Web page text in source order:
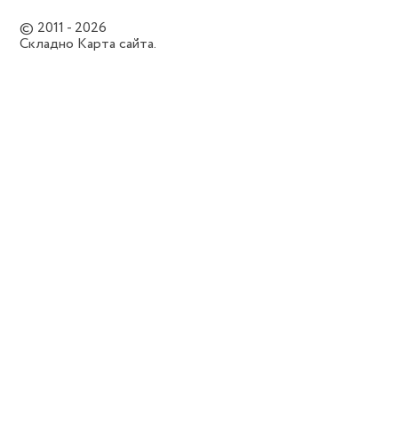
© 2011 - 2026
Складно Карта сайта.